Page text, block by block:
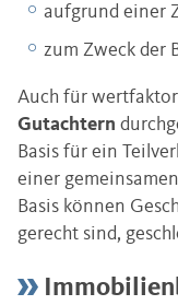
aufgrund einer
zum Zweck der
Auch für
Gutachtern
Basis für ein
einer
Basis können
gerecht sind,